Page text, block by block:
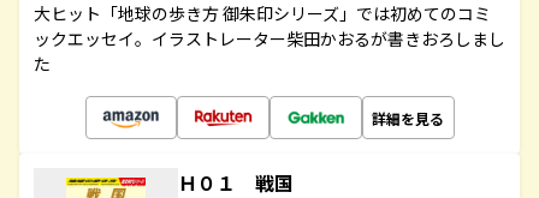
大ヒット「地球の歩き方 御朱印シリーズ」では初めてのコミ
ックエッセイ。イラストレーター柴田かおるが書きおろしまし
た
詳細を見る
Ｈ０１ 戦国